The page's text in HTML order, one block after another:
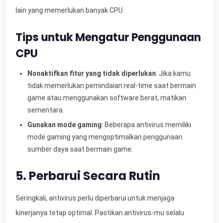
lain yang memerlukan banyak CPU.
Tips untuk Mengatur Penggunaan
CPU
Nonaktifkan fitur yang tidak diperlukan: Jika kamu
tidak memerlukan pemindaian real-time saat bermain
game atau menggunakan software berat, matikan
sementara.
Gunakan mode gaming: Beberapa antivirus memiliki
mode gaming yang mengoptimalkan penggunaan
sumber daya saat bermain game.
5. Perbarui Secara Rutin
Seringkali, antivirus perlu diperbarui untuk menjaga
kinerjanya tetap optimal. Pastikan antivirus-mu selalu